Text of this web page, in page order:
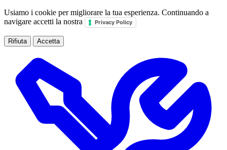
Usiamo i cookie per migliorare la tua esperienza. Continuando a
navigare accetti la nostra
Privacy Policy
Rifiuta Accetta